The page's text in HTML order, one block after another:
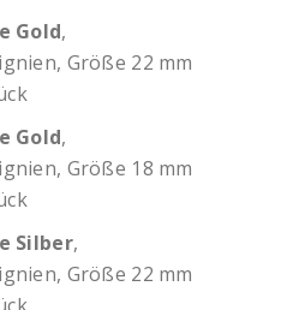
Gold,
Größe 22 mm
Gold,
Größe 18 mm
Silber,
Größe 22 mm